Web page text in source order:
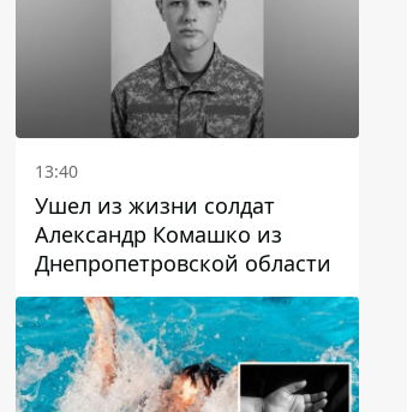
13:40
Ушел из жизни солдат
Александр Комашко из
Днепропетровской области